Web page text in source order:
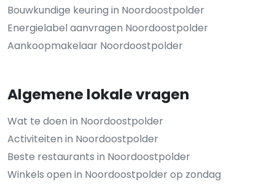
Bouwkundige keuring in Noordoostpolder
Energielabel aanvragen Noordoostpolder
Aankoopmakelaar Noordoostpolder
Algemene lokale vragen
Wat te doen in Noordoostpolder
Activiteiten in Noordoostpolder
Beste restaurants in Noordoostpolder
Winkels open in Noordoostpolder op zondag